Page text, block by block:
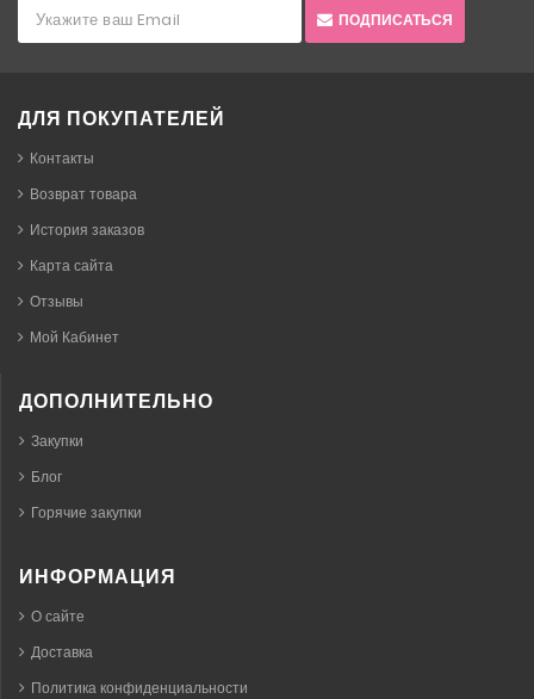
ПОДПИСАТЬСЯ
ДЛЯ ПОКУПАТЕЛЕЙ
Контакты
Возврат товара
История заказов
Карта сайта
Отзывы
Мой Кабинет
ДОПОЛНИТЕЛЬНО
Закупки
Блог
Горячие закупки
ИНФОРМАЦИЯ
О сайте
Доставка
Политика конфиденциальности